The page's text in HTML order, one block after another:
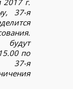
37-я
по
37-я